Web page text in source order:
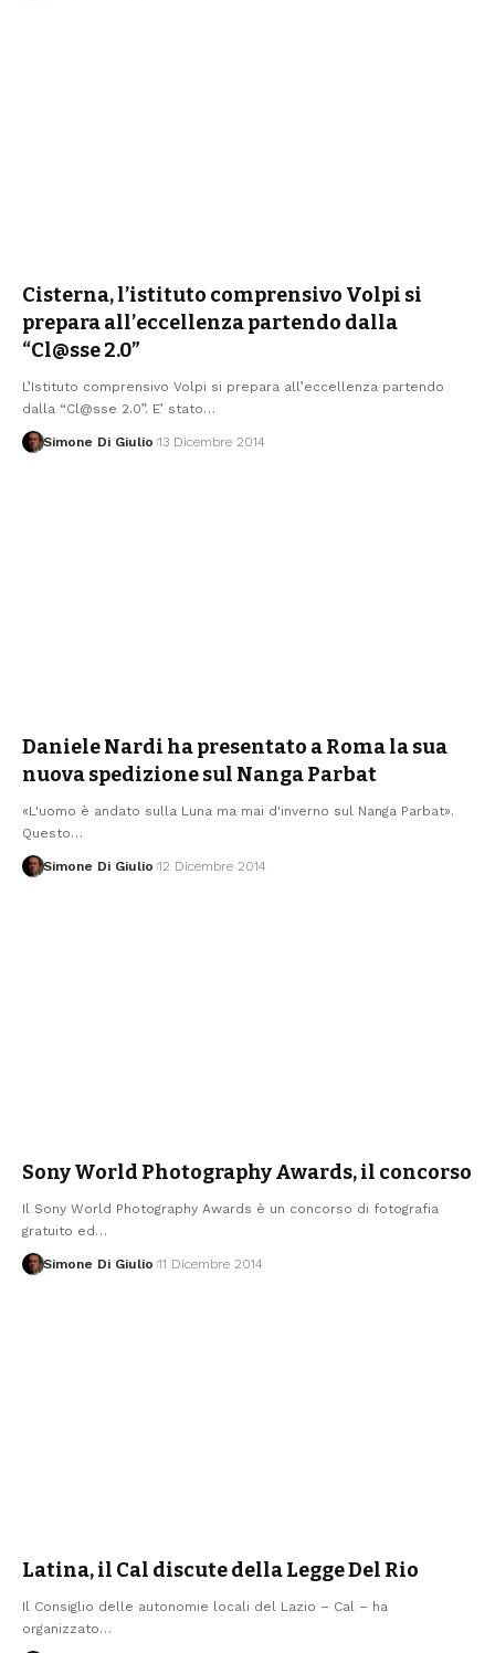
Cisterna, l’istituto comprensivo Volpi si
prepara all’eccellenza partendo dalla
“Cl@sse 2.0”
L’Istituto comprensivo Volpi si prepara all’eccellenza partendo
dalla “Cl@sse 2.0”. E’ stato…
Simone Di Giulio 13 Dicembre 2014
Daniele Nardi ha presentato a Roma la sua
nuova spedizione sul Nanga Parbat
«L'uomo è andato sulla Luna ma mai d'inverno sul Nanga Parbat».
Questo…
Simone Di Giulio 12 Dicembre 2014
Sony World Photography Awards, il concorso
Il Sony World Photography Awards è un concorso di fotografia
gratuito ed …
Simone Di Giulio 11 Dicembre 2014
Latina, il Cal discute della Legge Del Rio
Il Consiglio delle autonomie locali del Lazio – Cal – ha
organizzato…